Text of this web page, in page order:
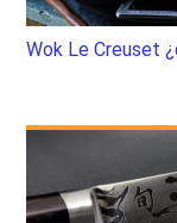
Wok Le Creuset